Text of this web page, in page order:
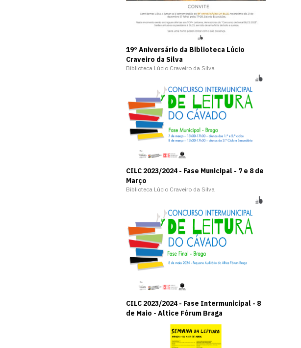
19º Aniversário da Biblioteca Lúcio
Craveiro da Silva
Biblioteca Lúcio Craveiro da Silva
CILC 2023/2024 - Fase Municipal - 7 e 8 de
Março
Biblioteca Lúcio Craveiro da Silva
CILC 2023/2024 - Fase Intermunicipal - 8
de Maio - Altice Fórum Braga